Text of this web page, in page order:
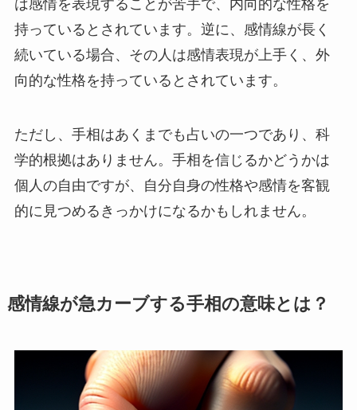
は感情を表現することが苦手で、内向的な性格を
持っているとされています。逆に、感情線が長く
続いている場合、その人は感情表現が上手く、外
向的な性格を持っているとされています。
ただし、手相はあくまでも占いの一つであり、科
学的根拠はありません。手相を信じるかどうかは
個人の自由ですが、自分自身の性格や感情を客観
的に見つめるきっかけになるかもしれません。
感情線が急カーブする手相の意味とは？